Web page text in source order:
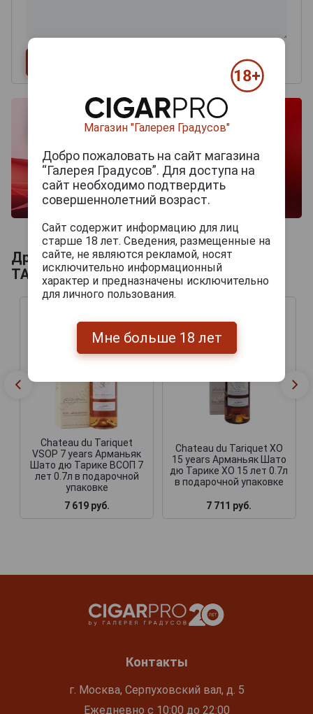
Другие продукты бренда CHАTEAU DU
TARIQUET
Chateau du Tariquet
VSOP 7 years Арманьяк
Шато дю Тарике ВСОП 7
лет 0.7л в подарочной
упаковке
7 619 руб.
Chateau du Tariquet ХО
15 years Арманьяк Шато
дю Тарике ХО 15 лет 0.7л
в подарочной упаковке
7 711 руб.
Контакты
г. Москва, Серпуховский вал, д. 5
Ежедневно с 10:00 до 22:00
Магазин "Галерея Градусов"
Добро пожаловать на сайт магазина
“Галерея Градусов”. Для доступа на
сайт необходимо подтвердить
совершеннолетний возраст.
Сайт содержит информацию для лиц
старше 18 лет. Сведения, размещенные на
сайте, не являются рекламой, носят
исключительно информационный
характер и предназначены исключительно
для личного пользования.
Мне больше 18 лет